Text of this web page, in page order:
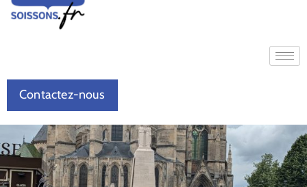
Contactez-nous